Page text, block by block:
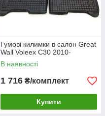
Гумові килимки в салон Great
Wall Voleex C30 2010-
В наявності
1 716 ₴/комплект
Купити